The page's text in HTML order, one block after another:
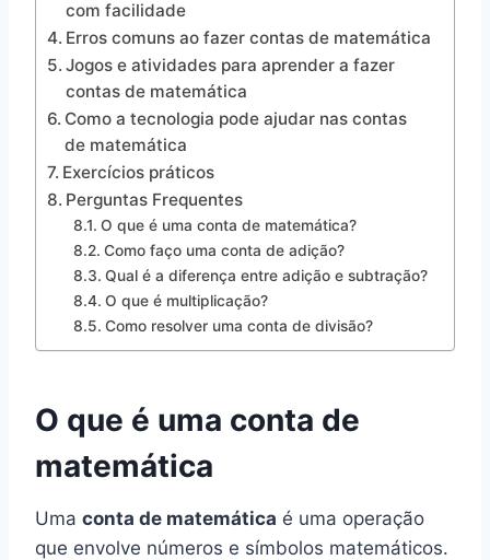
com facilidade
Erros comuns ao fazer contas de matemática
Jogos e atividades para aprender a fazer
contas de matemática
Como a tecnologia pode ajudar nas contas
de matemática
Exercícios práticos
Perguntas Frequentes
O que é uma conta de matemática?
Como faço uma conta de adição?
Qual é a diferença entre adição e subtração?
O que é multiplicação?
Como resolver uma conta de divisão?
O que é uma conta de
matemática
Uma conta de matemática é uma operação
que envolve números e símbolos matemáticos.